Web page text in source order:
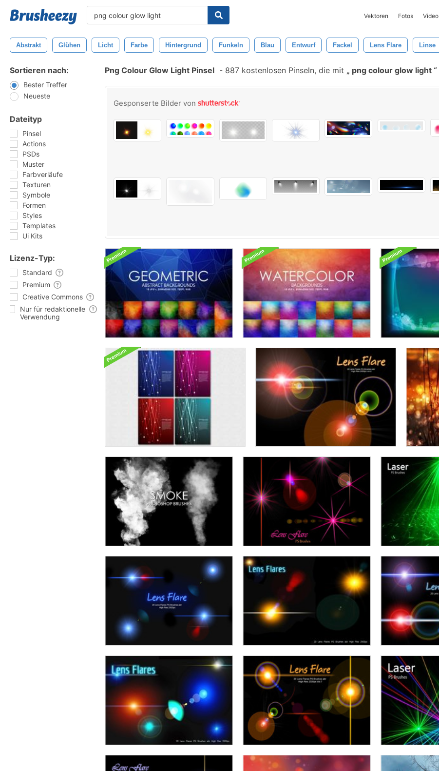
Vektoren Fotos Video
Abstrakt Glühen Licht Farbe Hintergrund Funkeln Blau Entwurf Fackel Lens Flare Linse
Sortieren nach:
Bester Treffer
Neueste
Dateityp
Pinsel
Actions
PSDs
Muster
Farbverläufe
Texturen
Symbole
Formen
Styles
Templates
Ui Kits
Lizenz-Typ:
Standard
Premium
Creative Commons
Nur für redaktionelle
Verwendung
Png Colour Glow Light Pinsel - 887 kostenlosen Pinseln, die mit png colour glow light
Gesponserte Bilder von